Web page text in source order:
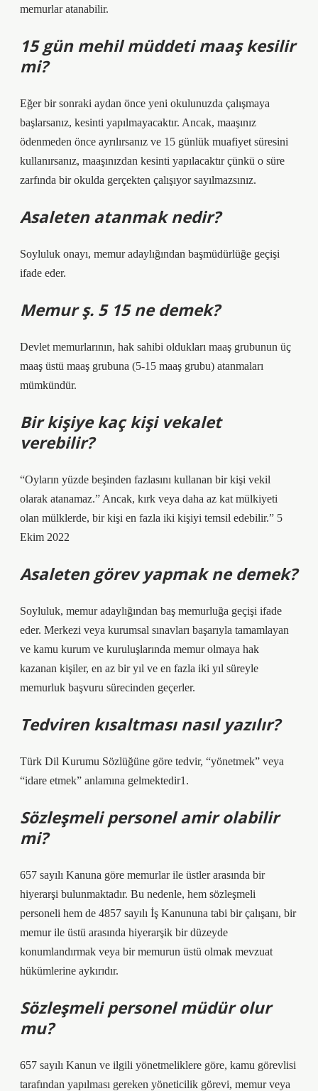
memurlar atanabilir.
15 gün mehil müddeti maaş kesilir
mi?
Eğer bir sonraki aydan önce yeni okulunuzda çalışmaya
başlarsanız, kesinti yapılmayacaktır. Ancak, maaşınız
ödenmeden önce ayrılırsanız ve 15 günlük muafiyet süresini
kullanırsanız, maaşınızdan kesinti yapılacaktır çünkü o süre
zarfında bir okulda gerçekten çalışıyor sayılmazsınız.
Asaleten atanmak nedir?
Soyluluk onayı, memur adaylığından başmüdürlüğe geçişi
ifade eder.
Memur ş. 5 15 ne demek?
Devlet memurlarının, hak sahibi oldukları maaş grubunun üç
maaş üstü maaş grubuna (5-15 maaş grubu) atanmaları
mümkündür.
Bir kişiye kaç kişi vekalet
verebilir?
“Oyların yüzde beşinden fazlasını kullanan bir kişi vekil
olarak atanamaz.” Ancak, kırk veya daha az kat mülkiyeti
olan mülklerde, bir kişi en fazla iki kişiyi temsil edebilir.” 5
Ekim 2022
Asaleten görev yapmak ne demek?
Soyluluk, memur adaylığından baş memurluğa geçişi ifade
eder. Merkezi veya kurumsal sınavları başarıyla tamamlayan
ve kamu kurum ve kuruluşlarında memur olmaya hak
kazanan kişiler, en az bir yıl ve en fazla iki yıl süreyle
memurluk başvuru sürecinden geçerler.
Tedviren kısaltması nasıl yazılır?
Türk Dil Kurumu Sözlüğüne göre tedvir, “yönetmek” veya
“idare etmek” anlamına gelmektedir1.
Sözleşmeli personel amir olabilir
mi?
657 sayılı Kanuna göre memurlar ile üstler arasında bir
hiyerarşi bulunmaktadır. Bu nedenle, hem sözleşmeli
personeli hem de 4857 sayılı İş Kanununa tabi bir çalışanı, bir
memur ile üstü arasında hiyerarşik bir düzeyde
konumlandırmak veya bir memurun üstü olmak mevzuat
hükümlerine aykırıdır.
Sözleşmeli personel müdür olur
mu?
657 sayılı Kanun ve ilgili yönetmeliklere göre, kamu görevlisi
tarafından yapılması gereken yöneticilik görevi, memur veya